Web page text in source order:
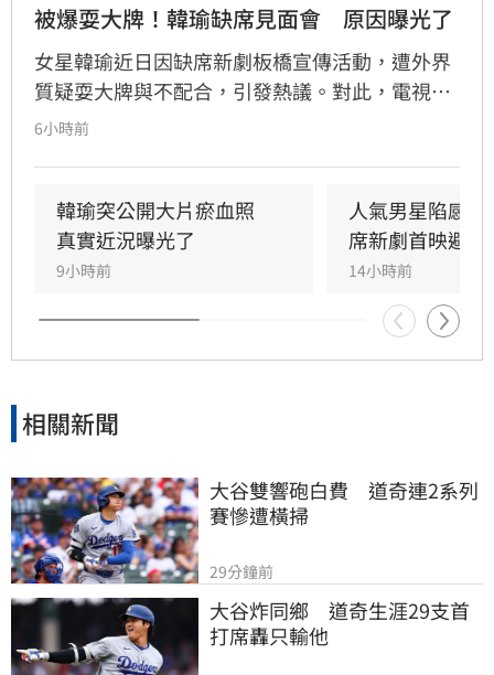
被爆耍大牌！韓瑜缺席見面會　原因曝光了
女星韓瑜近日因缺席新劇板橋宣傳活動，遭外界
質疑耍大牌與不配合，引發熱議。對此，電視台
出面澄清，強調韓瑜已全程參與排定的宣傳行程
民，近期更透過社群展現少女心，不僅分享與好
友何蓓蓓打匹克球的運動日常，更曾公開大讚防
彈少年團成員金泰亨帥氣又可愛，打破外界對其
性格孤僻的刻板印象。此次事件雖引發關注，但
也讓大眾看見她除了戲劇演出
6小時前
韓瑜突公開大片瘀血照
真實近況曝光了
9小時前
人氣男星陷感
席新劇首映避鋒
14小時前
相關新聞
大谷雙響砲白費　道奇連2系列
賽慘遭橫掃
29分鐘前
大谷炸同鄉　道奇生涯29支首
打席轟只輸他